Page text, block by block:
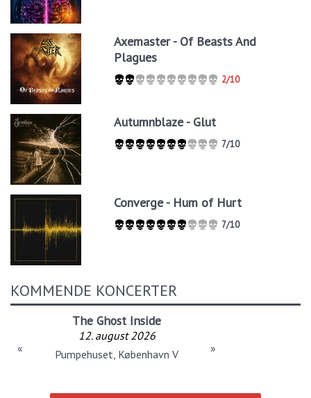
Axemaster - Of Beasts And
Plagues
2/10
Autumnblaze - Glut
7/10
Converge - Hum of Hurt
7/10
KOMMENDE KONCERTER
The Ghost Inside
12. august 2026
Pumpehuset, København V
« »